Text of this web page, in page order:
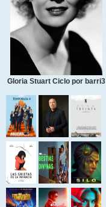
Gloria Stuart Ciclo por barri3